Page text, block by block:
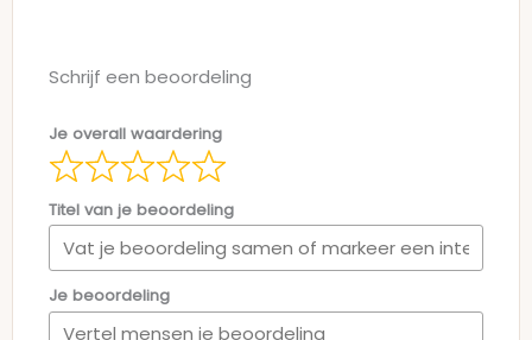
Schrijf een beoordeling
Je overall waardering
Titel van je beoordeling
Je beoordeling